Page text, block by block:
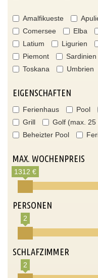
Amalfikueste
Comersee
Elba
Latium
Ligurien
Piemont
Sardinien
Toskana
Umbrien
EIGENSCHAFTEN
Ferienhaus Pool
Grill
Golf (max. 25
Beheizter Pool
MAX. WOCHENPREIS
1312 €
PERSONEN
2
SCHLAFZIMMER
2